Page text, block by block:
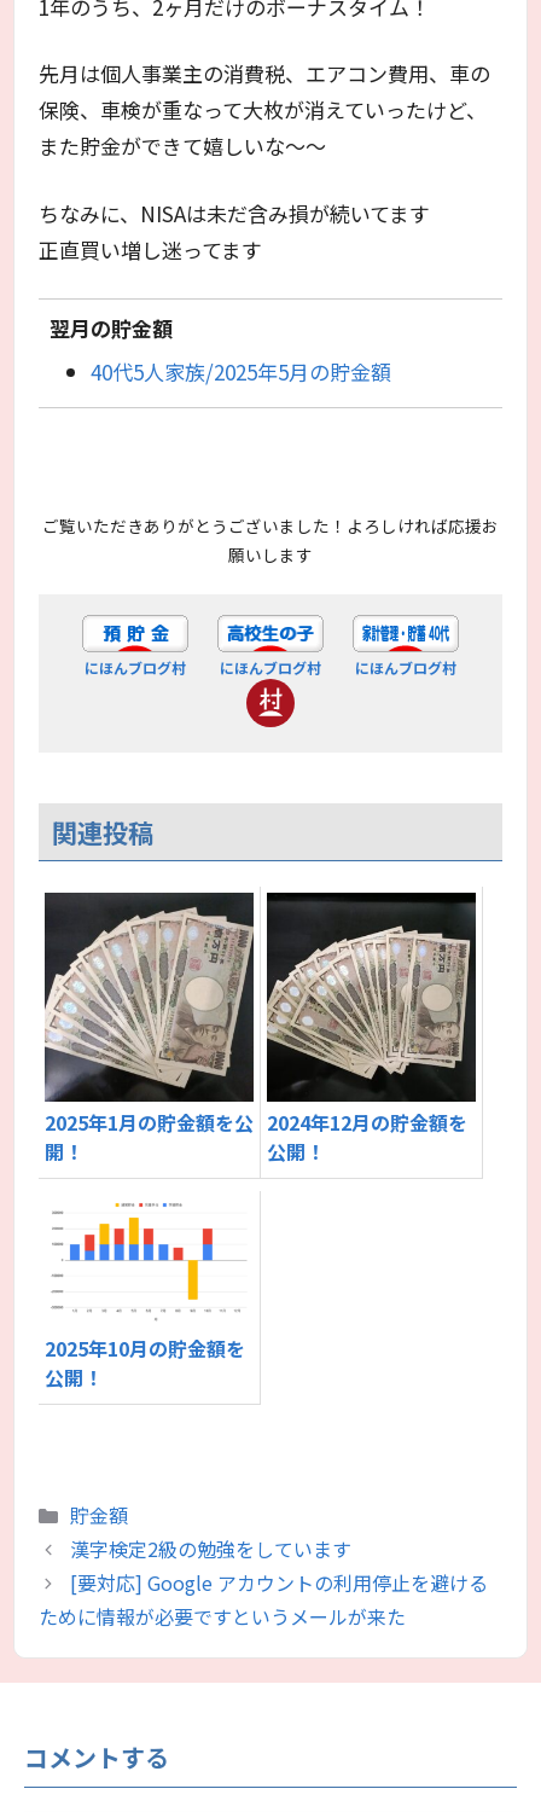
1年のうち、2ヶ月だけのボーナスタイム！
先月は個人事業主の消費税、エアコン費用、車の
保険、車検が重なって大枚が消えていったけど、
また貯金ができて嬉しいな～～
ちなみに、NISAは未だ含み損が続いてます
正直買い増し迷ってます
翌月の貯金額
40代5人家族/2025年5月の貯金額
ご覧いただきありがとうございました！よろしければ応援お
願いします
にほんブログ村 にほんブログ村 にほんブログ村
関連投稿
2025年1月の貯金額を公
開！
2024年12月の貯金額を
公開！
2025年10月の貯金額を
公開！
カ
テ
ゴ
リ
ー
貯金額
漢字検定2級の勉強をしています
[要対応] Google アカウントの利用停止を避ける
ために情報が必要ですというメールが来た
コメントする